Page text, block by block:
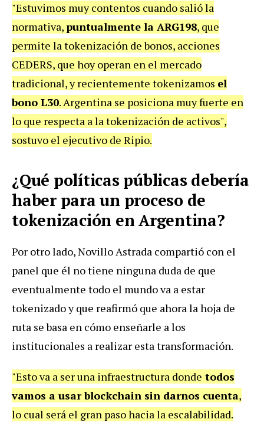
"Estuvimos muy contentos cuando salió la
normativa,puntualmente la ARG198, que
permite la tokenización de bonos, acciones
CEDERS, que hoy operan en el mercado
tradicional, y recientemente tokenizamos el
bono L30. Argentina se posiciona muy fuerte en
lo que respecta a la tokenización de activos",
sostuvo el ejecutivo de Ripio.
¿Qué políticas públicas debería
haber para un proceso de
tokenización en Argentina?
Por otro lado, Novillo Astrada compartió con el
panel que él no tiene ninguna duda de que
eventualmente todo el mundo va a estar
tokenizado y que reafirmó que ahora la hoja de
ruta se basa en cómo enseñarle a los
institucionales a realizar esta transformación.
"Esto va a ser una infraestructura donde todos
vamos a usar blockchain sin darnos cuenta,
lo cual será el gran paso hacia la escalabilidad.